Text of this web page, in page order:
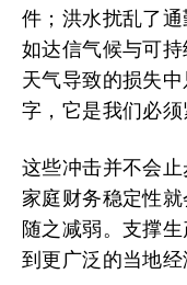
件；洪水扰乱了
如达信气候与可
天气导致的损失
字，它是我们必
这些冲击并不会
家庭财务稳定性
随之减弱。支撑
到更广泛的当地经